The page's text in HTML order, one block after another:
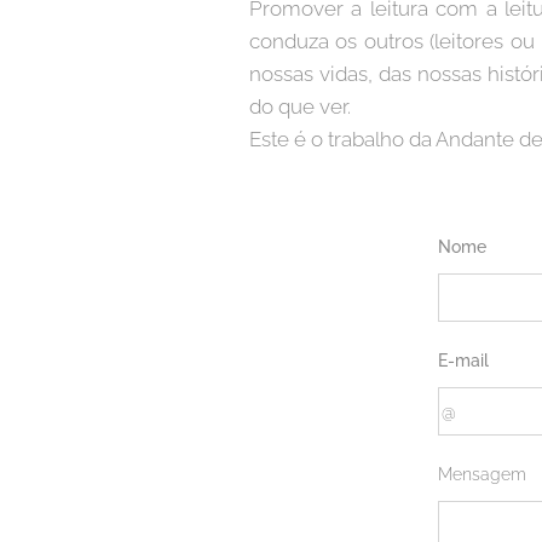
Promover a leitura com a
conduza os outros (leitores
nossas vidas, das nossas
do que ver.
Este é o trabalho da Andante
Nome
E-mail
Mensagem